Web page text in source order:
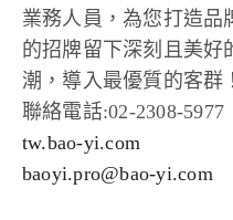
業務人員，為您打造品
的招牌留下深刻且美好
潮，導入最優質的客群！
聯絡電話:02-2308-5977
tw.bao-yi.com
baoyi.pro@bao-yi.com